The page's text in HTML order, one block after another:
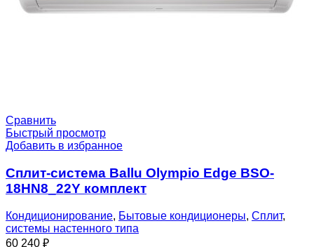
Сравнить
Быстрый просмотр
Добавить в избранное
Сплит-система Ballu Olympio Edge BSO-
18HN8_22Y комплект
Кондиционирование, Бытовые кондиционеры, Сплит,
системы настенного типа
60 240 ₽